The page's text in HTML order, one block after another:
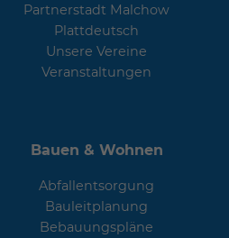
Partnerstadt Malchow
Plattdeutsch
Unsere Vereine
Veranstaltungen
Bauen & Wohnen
Abfallentsorgung
Bauleitplanung
Bebauungspläne